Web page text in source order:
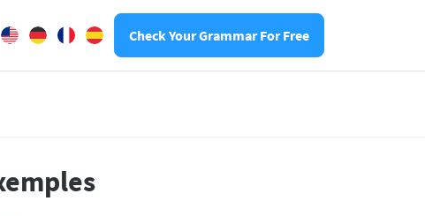
Check Your Grammar For Free